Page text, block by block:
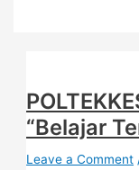
“Belajar
Leave a Comment